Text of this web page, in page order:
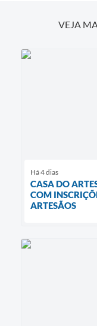
VEJA
Há 4 dias
CASA DO
COM
ARTESÃOS